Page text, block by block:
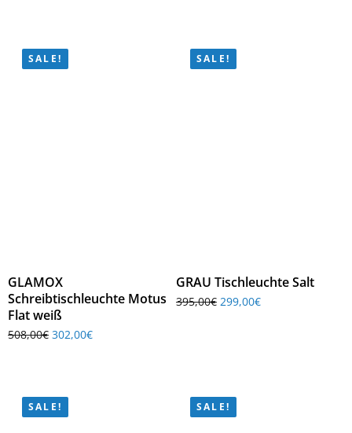
SALE!
GLAMOX
Schreibtischleuchte Motus
Flat weiß
508,00€ 302,00€
SALE!
GRAU Tischleuchte Salt
395,00€ 299,00€
SALE! SALE!